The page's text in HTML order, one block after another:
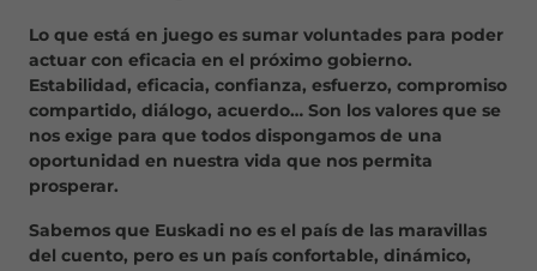
Lo que está en juego es sumar voluntades para poder
actuar con eficacia en el próximo gobierno.
Estabilidad, eficacia, confianza, esfuerzo, compromiso
compartido, diálogo, acuerdo… Son los valores que se
nos exige para que todos dispongamos de una
oportunidad en nuestra vida que nos permita
prosperar.
Sabemos que Euskadi no es el país de las maravillas
del cuento, pero es un país confortable, dinámico,